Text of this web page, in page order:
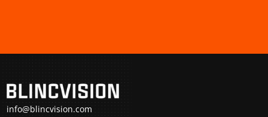
info@blincvision.com